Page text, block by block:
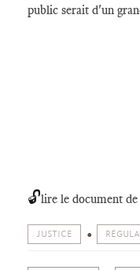
public serait d'un
🔓lire le document
JUSTICE